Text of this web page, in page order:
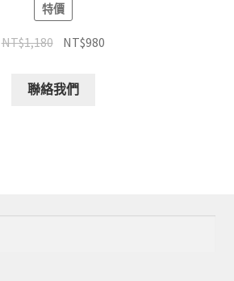
特價
NT$1,180 NT$980
聯絡我們